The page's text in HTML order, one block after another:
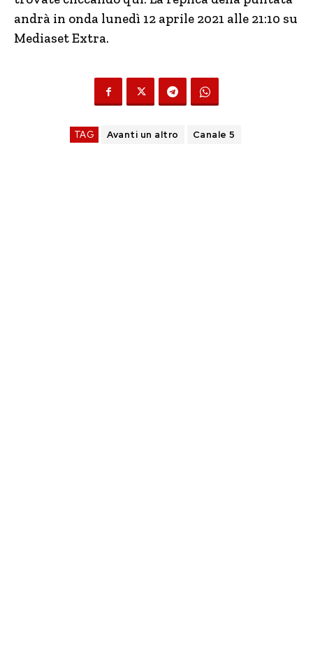
andrà in onda lunedì 12 aprile 2021 alle 21:10 su
Mediaset Extra.
TAG Avanti un altro Canale 5